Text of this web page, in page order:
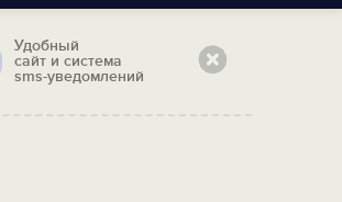
Удобный
сайт и система
sms-уведомлений